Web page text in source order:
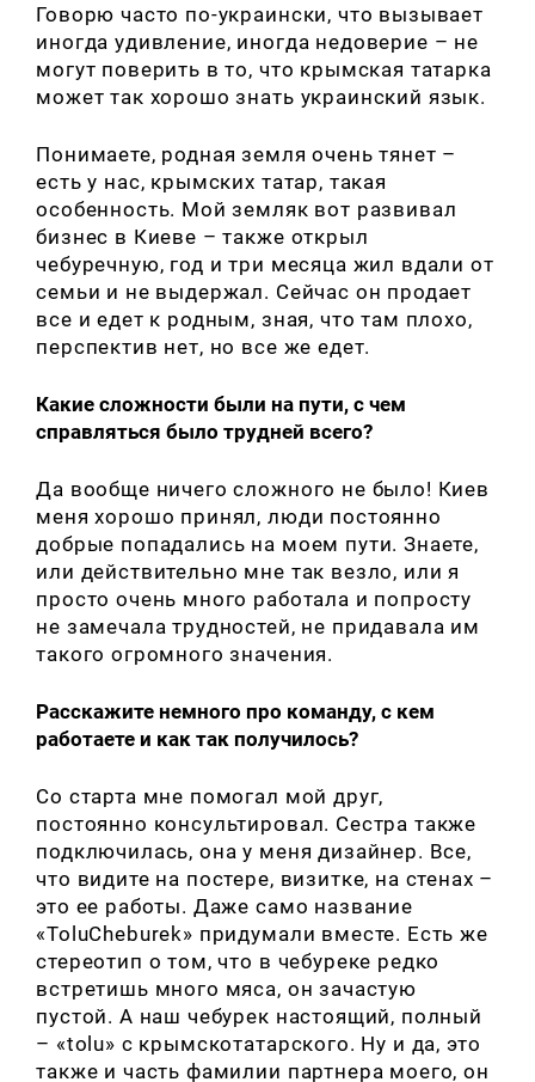
Искать:
Говорю часто по-украински, что вызывает
иногда удивление, иногда недоверие – не
могут поверить в то, что крымская татарка
может так хорошо знать украинский язык.
Понимаете, родная земля очень тянет –
есть у нас, крымских татар, такая
особенность. Мой земляк вот развивал
бизнес в Киеве – также открыл
чебуречную, год и три месяца жил вдали от
семьи и не выдержал. Сейчас он продает
все и едет к родным, зная, что там плохо,
перспектив нет, но все же едет.
Какие сложности были на пути, с чем
справляться было трудней всего?
Да вообще ничего сложного не было! Киев
меня хорошо принял, люди постоянно
добрые попадались на моем пути. Знаете,
или действительно мне так везло, или я
просто очень много работала и попросту
не замечала трудностей, не придавала им
такого огромного значения.
Расскажите немного про команду, с кем
работаете и как так получилось?
Со старта мне помогал мой друг,
постоянно консультировал. Сестра также
подключилась, она у меня дизайнер. Все,
что видите на постере, визитке, на стенах –
это ее работы. Даже само название
«ToluCheburek» придумали вместе. Есть же
стереотип о том, что в чебуреке редко
встретишь много мяса, он зачастую
пустой. А наш чебурек настоящий, полный
– «tolu» с крымскотатарского. Ну и да, это
также и часть фамилии партнера моего, он